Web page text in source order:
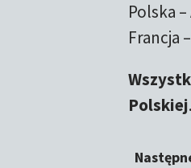
Polska
Francja
Polskiej.